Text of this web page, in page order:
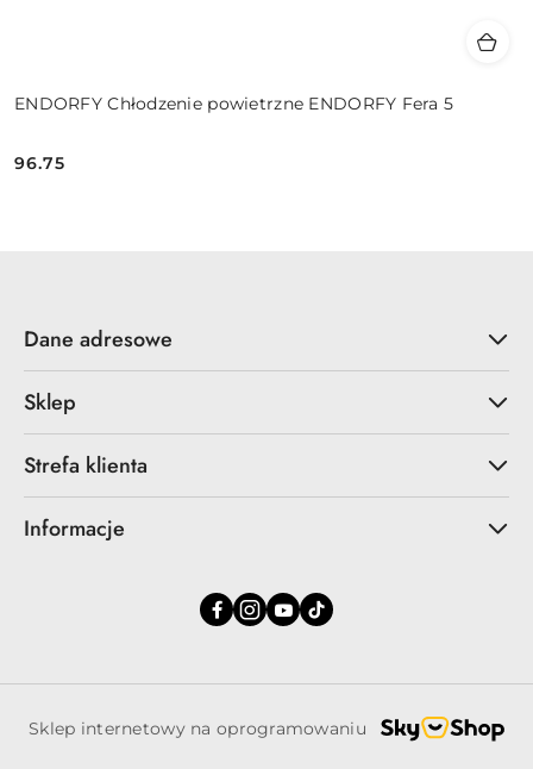
ENDORFY Chłodzenie powietrzne ENDORFY Fera 5
Cena:
96.75
Dane adresowe
Sklep
Strefa klienta
Informacje
Sklep internetowy na oprogramowaniu